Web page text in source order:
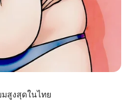
สูงสุดในไทย